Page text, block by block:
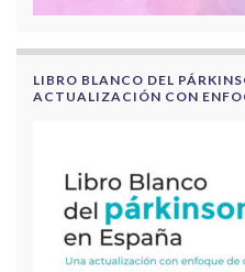
LIBRO BLANCO DEL
ACTUALIZACIÓN CON